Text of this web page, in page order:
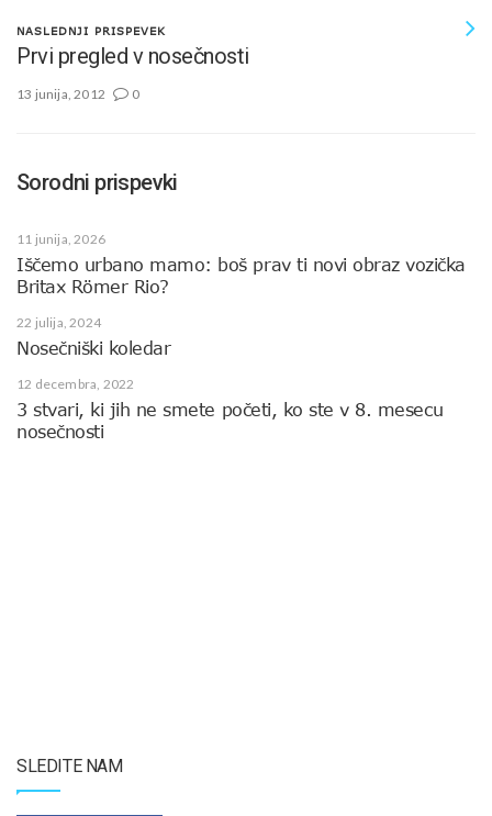
NASLEDNJI PRISPEVEK
Prvi pregled v nosečnosti
13 junija, 2012 0
Sorodni prispevki
11 junija, 2026
Iščemo urbano mamo: boš prav ti novi obraz vozička
Britax Römer Rio?
22 julija, 2024
Nosečniški koledar
12 decembra, 2022
3 stvari, ki jih ne smete početi, ko ste v 8. mesecu
nosečnosti
SLEDITE NAM